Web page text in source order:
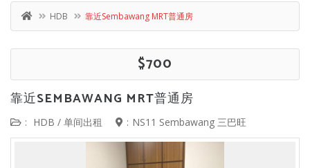
HDB 靠近Sembawang MRT普通房
$700
靠近SEMBAWANG MRT普通房
: HDB / 单间出租 : NS11 Sembawang 三巴旺